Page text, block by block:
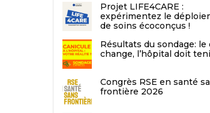
Projet LIFE4CARE :
expérimentez le
de soins écoconçus !
Résultats du sondage: le
change, l’hôpital doit
Congrès RSE en santé
frontière 2026